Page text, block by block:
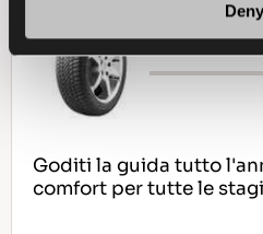
Deny
Goditi la guida tutto
comfort per tutte le